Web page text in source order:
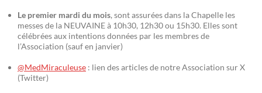
Le premier mardi du mois, sont assurées dans la Chapelle les
messes de la NEUVAINE à 10h30, 12h30 ou 15h30. Elles sont
célébrées aux intentions données par les membres de
l’Association (sauf en janvier)
@MedMiraculeuse : lien des articles de notre Association sur X
(Twitter)